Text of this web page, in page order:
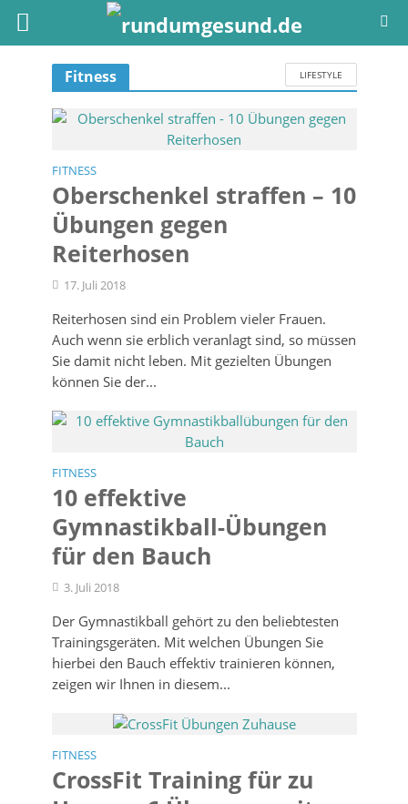
Fitness LIFESTYLE
FITNESS
Oberschenkel straffen – 10
Übungen gegen
Reiterhosen
17. Juli 2018
Reiterhosen sind ein Problem vieler Frauen.
Auch wenn sie erblich veranlagt sind, so müssen
Sie damit nicht leben. Mit gezielten Übungen
können Sie der...
FITNESS
10 effektive
Gymnastikball-Übungen
für den Bauch
3. Juli 2018
Der Gymnastikball gehört zu den beliebtesten
Trainingsgeräten. Mit welchen Übungen Sie
hierbei den Bauch effektiv trainieren können,
zeigen wir Ihnen in diesem...
FITNESS
CrossFit Training für zu